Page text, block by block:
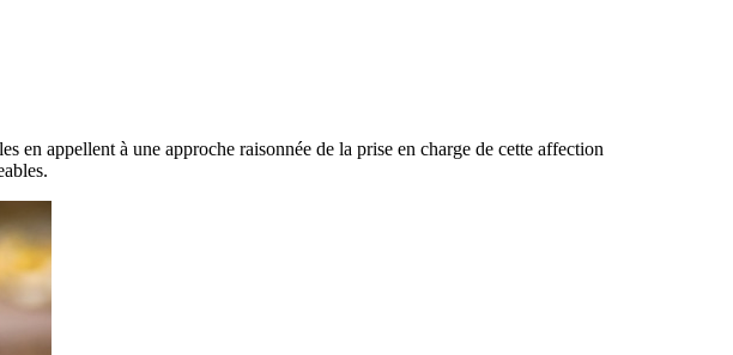
en appellent à une approche raisonnée de la prise en charge de cette affection